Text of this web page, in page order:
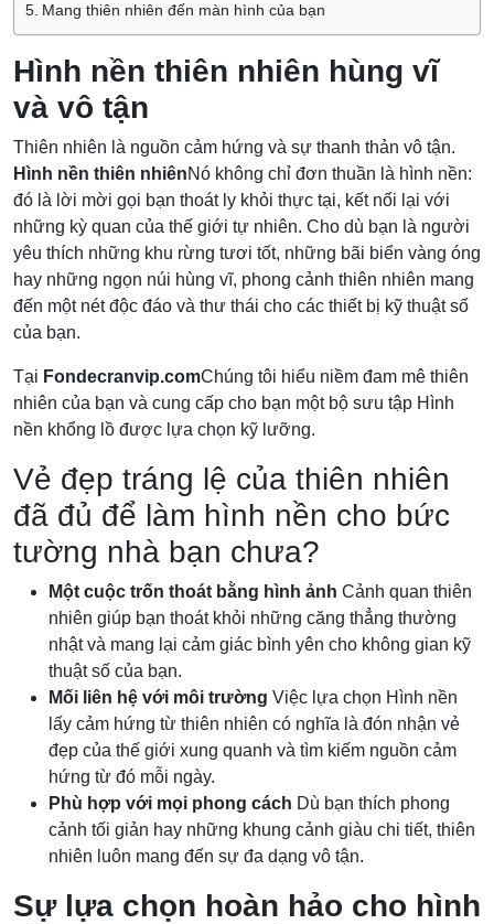
Mang thiên nhiên đến màn hình của bạn
Hình nền thiên nhiên hùng vĩ
và vô tận
Thiên nhiên là nguồn cảm hứng và sự thanh thản vô tận.
Hình nền thiên nhiênNó không chỉ đơn thuần là hình nền:
đó là lời mời gọi bạn thoát ly khỏi thực tại, kết nối lại với
những kỳ quan của thế giới tự nhiên. Cho dù bạn là người
yêu thích những khu rừng tươi tốt, những bãi biển vàng óng
hay những ngọn núi hùng vĩ, phong cảnh thiên nhiên mang
đến một nét độc đáo và thư thái cho các thiết bị kỹ thuật số
của bạn.
Tại Fondecranvip.comChúng tôi hiểu niềm đam mê thiên
nhiên của bạn và cung cấp cho bạn một bộ sưu tập Hình
nền khổng lồ được lựa chọn kỹ lưỡng.
Vẻ đẹp tráng lệ của thiên nhiên
đã đủ để làm hình nền cho bức
tường nhà bạn chưa?
Một cuộc trốn thoát bằng hình ảnh Cảnh quan thiên
nhiên giúp bạn thoát khỏi những căng thẳng thường
nhật và mang lại cảm giác bình yên cho không gian kỹ
thuật số của bạn.
Mối liên hệ với môi trường Việc lựa chọn Hình nền
lấy cảm hứng từ thiên nhiên có nghĩa là đón nhận vẻ
đẹp của thế giới xung quanh và tìm kiếm nguồn cảm
hứng từ đó mỗi ngày.
Phù hợp với mọi phong cách Dù bạn thích phong
cảnh tối giản hay những khung cảnh giàu chi tiết, thiên
nhiên luôn mang đến sự đa dạng vô tận.
Sự lựa chọn hoàn hảo cho hình